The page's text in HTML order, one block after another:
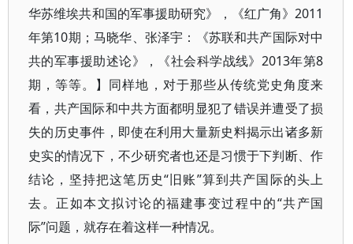
华苏维埃共和国的军事援助研究》，《红广角》2011
年第10期；马晓华、张泽宇：《苏联和共产国际对中
共的军事援助述论》，《社会科学战线》2013年第8
期，等等。】同样地，对于那些从传统党史角度来
看，共产国际和中共方面都明显犯了错误并遭受了损
失的历史事件，即使在利用大量新史料揭示出诸多新
史实的情况下，不少研究者也还是习惯于下判断、作
结论，坚持把这笔历史“旧账”算到共产国际的头上
去。正如本文拟讨论的福建事变过程中的“共产国
际”问题，就存在着这样一种情况。